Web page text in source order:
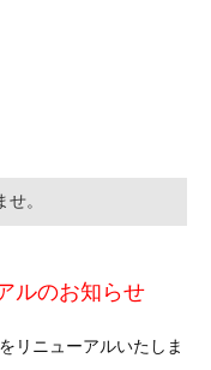
。
ルのお知らせ
リニューアルいたしま